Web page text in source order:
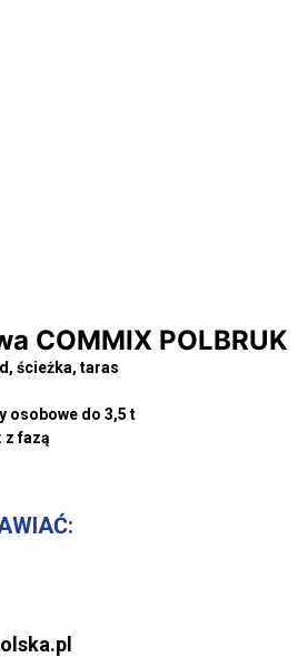
COMMIX POLBRUK
ścieżka, taras
osobowe do 3,5 t
z fazą